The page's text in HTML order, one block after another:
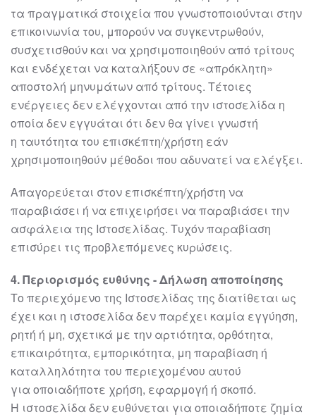
τα πραγματικά στοιχεία που γνωστοποιούνται στην
επικοινωνία του, μπορούννα συγκεντρωθούν,
συσχετισθούν και να χρησιμοποιηθούν από τρίτους
και ενδέχεται να καταλήξουν σε «απρόκλητη»
αποστολή μηνυμάτων από τρίτους. Τέτοιες
ενέργειες δεν ελέγχονται από την ιστοσελίδα η
οποία δεν εγγυάται ότι δεν θα γίνει γνωστή
η ταυτότητα του επισκέπτη/χρήστη εάν
χρησιμοποιηθούν μέθοδοι που αδυνατεί να ελέγξει.
Απαγορεύεται στον επισκέπτη/χρήστη να
παραβιάσει ή να επιχειρήσει να παραβιάσει την
ασφάλεια της Ιστοσελίδας. Τυχόν παραβίαση
επισύρει τις προβλεπόμενες κυρώσεις.
4. Περιορισμός ευθύνης -Δήλωση αποποίησης
Το περιεχόμενο της Ιστοσελίδας της διατίθεται ως
έχει και η ιστοσελίδα δεν παρέχει καμία εγγύηση,
ρητή ή μη, σχετικά με την αρτιότητα, ορθότητα,
επικαιρότητα, εμπορικότητα, μη παραβίαση ή
καταλληλότητα του περιεχομένου αυτού
για οποιαδήποτε χρήση, εφαρμογή ή σκοπό.
Η ιστοσελίδα δεν ευθύνεται για οποιαδήποτε ζημία